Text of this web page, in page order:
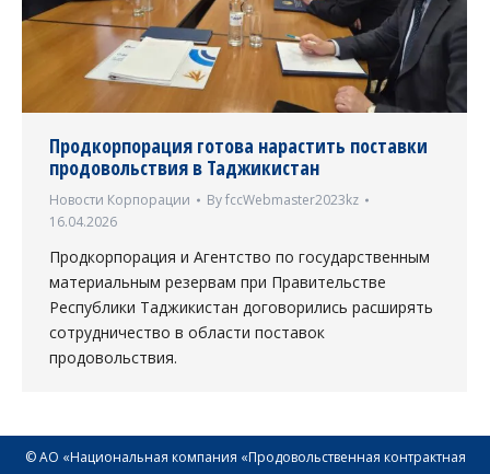
Продкорпорация готова нарастить поставки
продовольствия в Таджикистан
Новости Корпорации ByfccWebmaster2023kz
16.04.2026
Продкорпорация и Агентство по государственным
материальным резервам при Правительстве
Республики Таджикистан договорились расширять
сотрудничество в области поставок
продовольствия.
© АО «Национальная компания «Продовольственная контрактная